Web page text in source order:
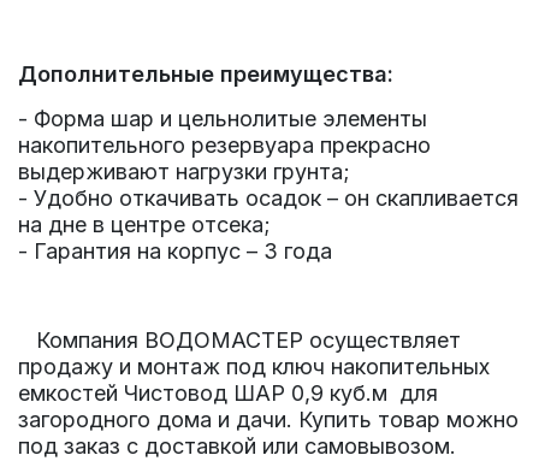
Дополнительные преимущества:
- Форма шар и цельнолитые элементы
накопительного резервуара прекрасно
выдерживают нагрузки грунта;
- Удобно откачивать осадок – он скапливается
на дне в центре отсека;
- Гарантия на корпус – 3 года
Компания ВОДОМАСТЕР осуществляет
продажу и монтаж под ключ накопительных
емкостей Чистовод ШАР 0,9 куб.м для
загородного дома и дачи. Купить товар можно
под заказ с доставкой или самовывозом.